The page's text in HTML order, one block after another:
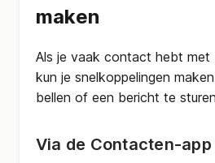
maken
Als je vaak contact hebt met
kun je snelkoppelingen
bellen of een bericht te
Via de Contacten-app